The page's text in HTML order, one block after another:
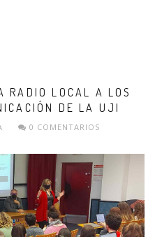
RADIO LOCAL A LOS
DE LA UJI
0 COMENTARIOS